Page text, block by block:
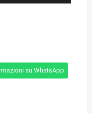
su WhatsApp